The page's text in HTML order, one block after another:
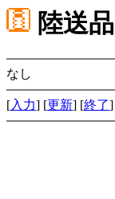
陸送
なし
[入力] [更新] [終了